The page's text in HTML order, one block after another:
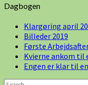
Dagbogen
Klargøring april
Billeder 2019
Første
Kvierne ankom til
Engen er klar til